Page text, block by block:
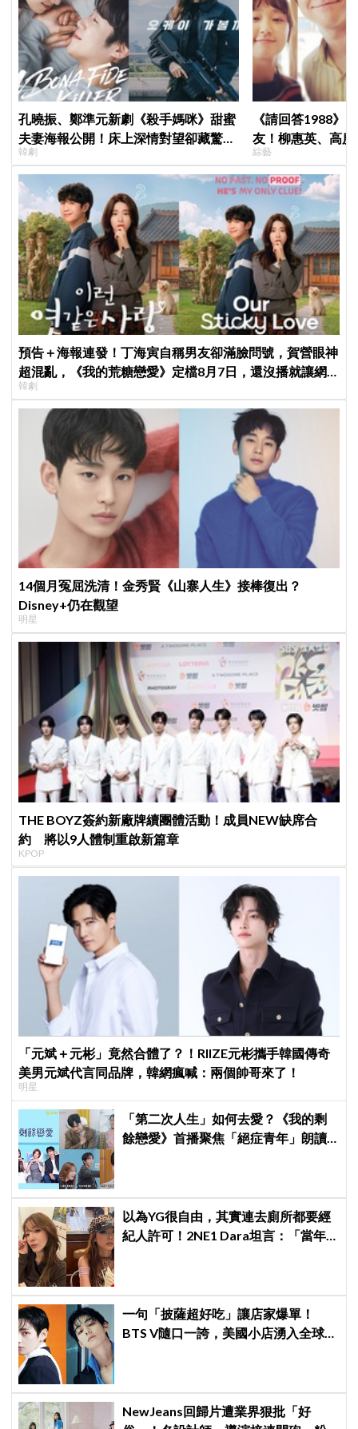
孔曉振、鄭準元新劇《殺手媽咪》甜蜜
夫妻海報公開！床上深情對望卻藏驚人
秘密
韓劇
《請回答1988》
友！柳惠英、高
告公開，暖心互
綜藝
預告＋海報連發！丁海寅自稱男友卻滿臉問號，賀營眼神
超混亂，《我的荒糖戀愛》定檔8月7日，還沒播就讓網
友瘋猜結局
韓劇
14個月冤屈洗清！金秀賢《山寨人生》接棒復出？
Disney+仍在觀望
明星
THE BOYZ簽約新廠牌續團體活動！成員NEW缺席合
約 將以9人體制重啟新篇章
KPOP
「元斌＋元彬」竟然合體了？！RIIZE元彬攜手韓國傳奇
美男元斌代言同品牌，韓網瘋喊：兩個帥哥來了！
明星
「第二次人生」如何去愛？《我的剩
餘戀愛》首播聚焦「絕症青年」朗讀
以為YG很自由，其實連去廁所都要經
紀人許可！2NE1 Dara坦言：「當年
一句「披薩超好吃」讓店家爆單！
BTS V隨口一誇，美國小店湧入全球
NewJeans回歸片遭業界狠批「好